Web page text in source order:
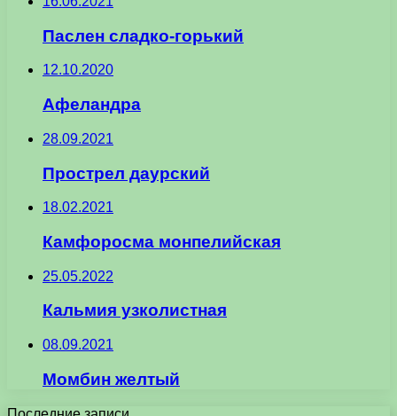
Паслен сладко-горький
12.10.2020
Афеландра
28.09.2021
Прострел даурский
18.02.2021
Камфоросма монпелийская
25.05.2022
Кальмия узколистная
08.09.2021
Момбин желтый